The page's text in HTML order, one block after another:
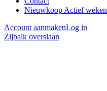
Nieuwkoop Actief weken
Account aanmakenLog in
Zijbalk overslaan